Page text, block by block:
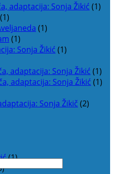
adaptacija: Sonja Žikić (1)
(1)
(1)
(1)
Sonja Žikić (1)
adaptacija: Sonja Žikić (1)
adaptacija: Sonja Žikić (1)
Sonja Žikič (2)
(1)